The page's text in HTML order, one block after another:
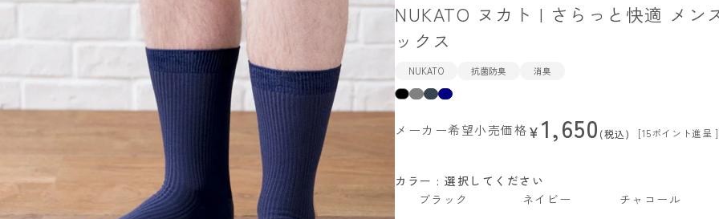
NUKATO ヌカト | さらっと快適 メン
ックス
NUKATO 抗菌防臭 消臭
メーカー希望小売価格¥1,650 税込 [15ポイント進呈 ]
カラー
選択してください
ブラック
ネイビー チャコール